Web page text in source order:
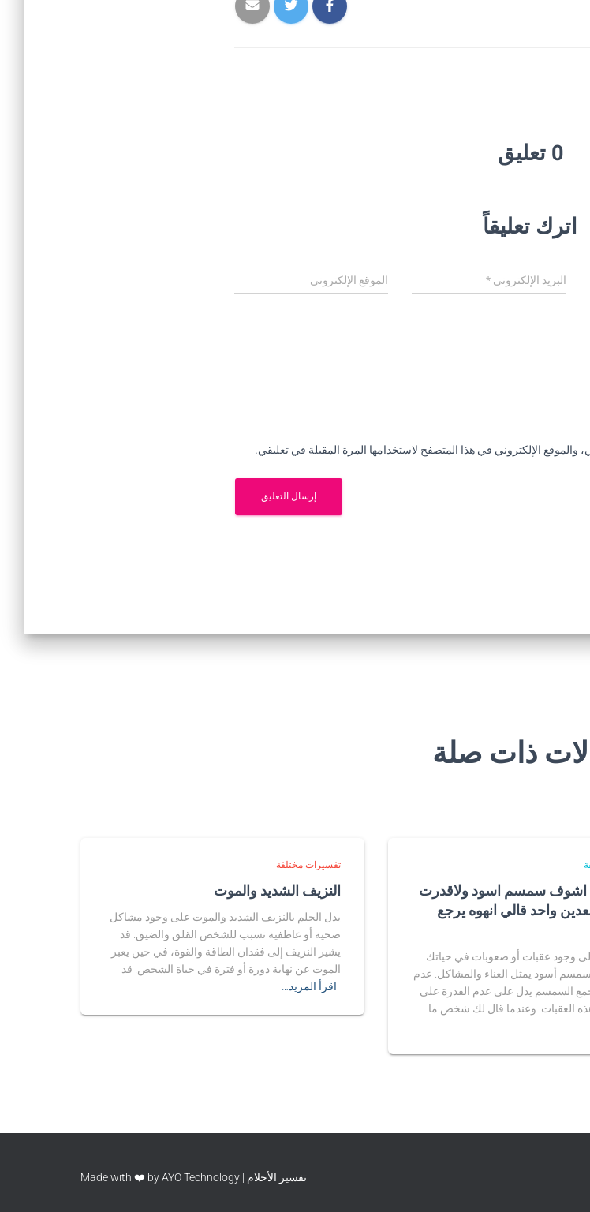
0 تعليق
اترك تعليقاً
البريد الإلكتروني* الموقع الإلكتروني
والموقع الإلكتروني في هذا المتصفح لاستخدامها المرة المقبلة في تعليقي.
ذات صلة
اشوف سمسم اسود ولاقدرت
واحد قالي انهوه يرجع
وجود عقبات أو صعوبات في حياتك
سمسم أسود يمثل العناء والمشاكل. عدم
السمسم يدل على عدم القدرة على
العقبات. وعندما قال لك شخص ما
تفسيرات مختلفة
النزيف الشديد والموت
يدل الحلم بالنزيف الشديد والموت على وجود مشاكل
صحية أو عاطفية تسبب للشخص القلق والضيق. قد
يشير النزيف إلى فقدان الطاقة والقوة، في حين يعبر
الموت عن نهاية دورة أو فترة في حياة الشخص. قد
اقرأ المزيد…
تفسير الأحلام | Made with ❤️ by AYO Technology